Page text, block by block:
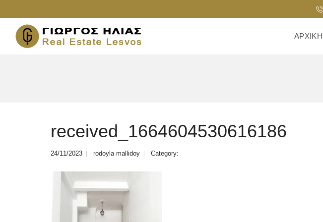
ΑΡΧΙΚΉ
received_1664604530616186
24/11/2023 rodoyla mallidoy Category: